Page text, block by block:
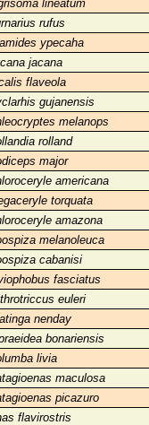
lineatum
rufus
ypecaha
jacana
flaveola
gujanensis
melanops
rolland
major
americana
torquata
amazona
melanoleuca
cabanisi
fasciatus
euleri
nenday
bonariensis
livia
maculosa
picazuro
flavirostris